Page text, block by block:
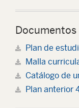
Plan de
Malla
Catálogo de
Plan anterior